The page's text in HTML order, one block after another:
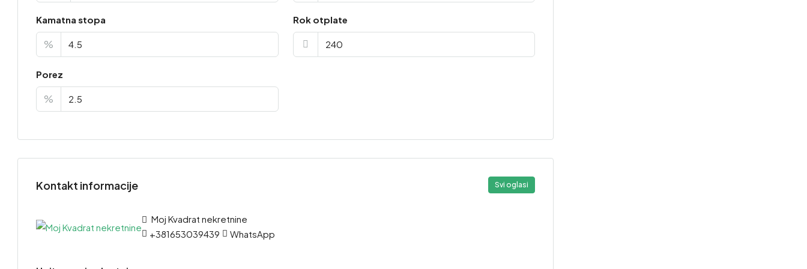
Kamatna stopa
%
Rok otplate
Porez
%
Kontakt informacije Svi oglasi
Moj Kvadrat nekretnine
+381653039439
WhatsApp